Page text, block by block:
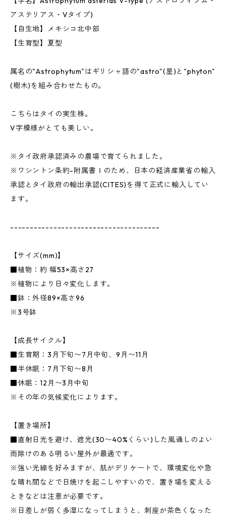
アステリアス・Vタイプ)
【自生地】メキシコ北中部
【生育型】夏型
属名の"Astrophytum"はギリシャ語の"astro"(星)と"phyton"
(樹木)を組み合わせたもの。
こちらはタイの実生株。
V字模様がとても美しい。
※タイ政府承認済みの農場で育てられました。
※ワシントン条約-附属書Ⅰのため、日本の経済産業省の輸入
承認とタイ政府の輸出承認(CITES)を得て正式に輸入してい
ます。
--------------------------------------
【サイズ(mm)】
■植物：約 幅53×高さ27
※植物により日々変化します。
■鉢：外径89×高さ96
※3号鉢
【成長サイクル】
■生育期：3月下旬〜7月中旬、9月〜11月
■半休眠：7月下旬〜8月
■休眠：12月〜3月中旬
※その年の気候変化によります。
【置き場所】
■直射日光を避け、遮光(30〜40%くらい)した風通しのよい
雨除けのある明るい屋外が最適です。
※強い光線を好みますが、肌がデリケートで、環境変化や急
な晴れ間などで日焼けを起こしやすいので、置き場を変える
ときなどは注意が必要です。
※日差しが弱く多湿になってしまうと、刺座が茶色くなった